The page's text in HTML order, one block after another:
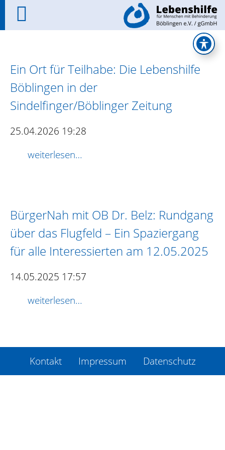
Ein Ort für Teilhabe: Die Lebenshilfe
Böblingen in der
Sindelfinger/Böblinger Zeitung
25.04.2026 19:28
weiterlesen…
BürgerNah mit OB Dr. Belz: Rundgang
über das Flugfeld – Ein Spaziergang
für alle Interessierten am 12.05.2025
14.05.2025 17:57
weiterlesen…
Kontakt Impressum Datenschutz